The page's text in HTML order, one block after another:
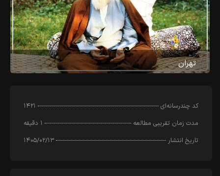
تهران
کد چندرسانه‌ای
۱۴۲۱
مدت زمان تقریبی مطالعه
۱ دقیقه
تاریخ انتشار
۱۴۰۵/۰۲/۱۳